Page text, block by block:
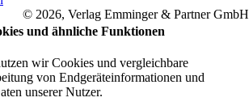
© 2026, Verlag Emminger & Partner GmbH
und ähnliche Funktionen
wir Cookies und vergleichbare
von Endgeräteinformationen und
unserer Nutzer.